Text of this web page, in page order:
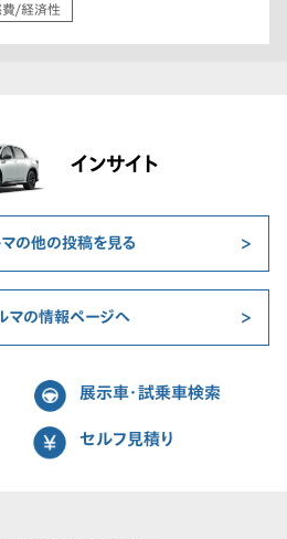
費/経済性
インサイト
の他の投稿を見る
マの情報ページへ
展示車・試乗車検索
セルフ見積り